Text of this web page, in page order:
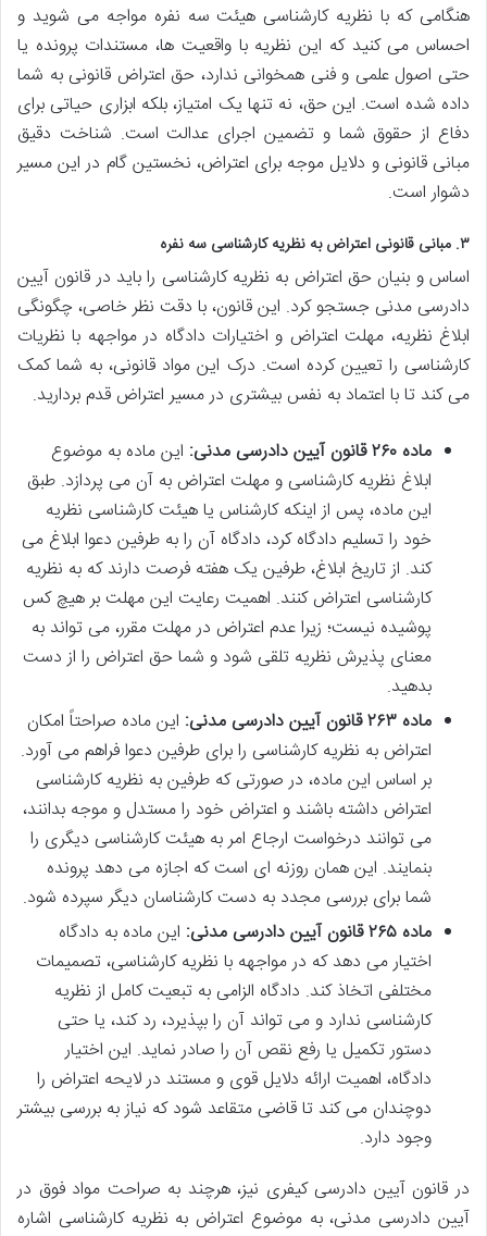
هنگامی که با نظریه کارشناسی هیئت سه نفره مواجه می شوید و
احساس می کنید که این نظریه با واقعیت ها، مستندات پرونده یا
حتی اصول علمی و فنی همخوانی ندارد، حق اعتراض قانونی به شما
داده شده است. این حق، نه تنها یک امتیاز، بلکه ابزاری حیاتی برای
دفاع از حقوق شما و تضمین اجرای عدالت است. شناخت دقیق
مبانی قانونی و دلایل موجه برای اعتراض، نخستین گام در این مسیر
دشوار است.
۳. مبانی قانونی اعتراض به نظریه کارشناسی سه نفره
اساس و بنیان حق اعتراض به نظریه کارشناسی را باید در قانون آیین
دادرسی مدنی جستجو کرد. این قانون، با دقت نظر خاصی، چگونگی
ابلاغ نظریه، مهلت اعتراض و اختیارات دادگاه در مواجهه با نظریات
کارشناسی را تعیین کرده است. درک این مواد قانونی، به شما کمک
می کند تا با اعتماد به نفس بیشتری در مسیر اعتراض قدم بردارید.
ماده ۲۶۰ قانون آیین دادرسی مدنی:
این ماده به موضوع
ابلاغ نظریه کارشناسی و مهلت اعتراض به آن می پردازد. طبق
این ماده، پس از اینکه کارشناس یا هیئت کارشناسی نظریه
خود را تسلیم دادگاه کرد، دادگاه آن را به طرفین دعوا ابلاغ می
کند. از تاریخ ابلاغ، طرفین یک هفته فرصت دارند که به نظریه
کارشناسی اعتراض کنند. اهمیت رعایت این مهلت بر هیچ کس
پوشیده نیست؛ زیرا عدم اعتراض در مهلت مقرر، می تواند به
معنای پذیرش نظریه تلقی شود و شما حق اعتراض را از دست
بدهید.
ماده ۲۶۳ قانون آیین دادرسی مدنی:
این ماده صراحتاً امکان
اعتراض به نظریه کارشناسی را برای طرفین دعوا فراهم می آورد.
بر اساس این ماده، در صورتی که طرفین به نظریه کارشناسی
اعتراض داشته باشند و اعتراض خود را مستدل و موجه بدانند،
می توانند درخواست ارجاع امر به هیئت کارشناسی دیگری را
بنمایند. این همان روزنه ای است که اجازه می دهد پرونده
شما برای بررسی مجدد به دست کارشناسان دیگر سپرده شود.
ماده ۲۶۵ قانون آیین دادرسی مدنی:
این ماده به دادگاه
اختیار می دهد که در مواجهه با نظریه کارشناسی، تصمیمات
مختلفی اتخاذ کند. دادگاه الزامی به تبعیت کامل از نظریه
کارشناسی ندارد و می تواند آن را بپذیرد، رد کند، یا حتی
دستور تکمیل یا رفع نقص آن را صادر نماید. این اختیار
دادگاه، اهمیت ارائه دلایل قوی و مستند در لایحه اعتراض را
دوچندان می کند تا قاضی متقاعد شود که نیاز به بررسی بیشتر
وجود دارد.
در قانون آیین دادرسی کیفری نیز، هرچند به صراحت مواد فوق در
آیین دادرسی مدنی، به موضوع اعتراض به نظریه کارشناسی اشاره